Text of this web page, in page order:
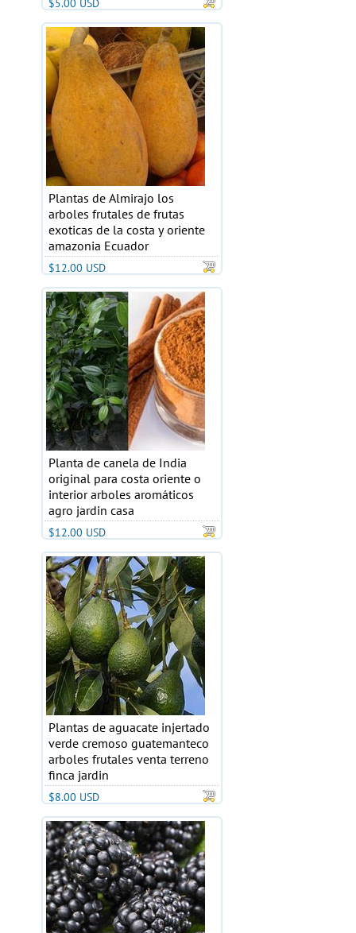
$5.00 USD
Plantas de Almirajo los
arboles frutales de frutas
exoticas de la costa y oriente
amazonia Ecuador
$12.00 USD
Planta de canela de India
original para costa oriente o
interior arboles aromáticos
agro jardin casa
$12.00 USD
Plantas de aguacate injertado
verde cremoso guatemanteco
arboles frutales venta terreno
finca jardin
$8.00 USD